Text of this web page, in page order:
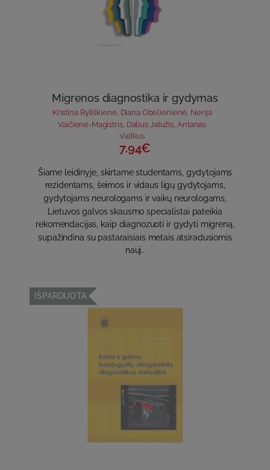
Migrenos diagnostika ir gydymas
Kristina Ryliškienė Diana Obelienienė Nerija
Vaičienė-Magistris, Dalius Jatužis Antanas
Vaitkus
7.94€
Šiame leidinyje, skirtame studentams, gydytojams
rezidentams, šeimos ir vidaus ligų gydytojams,
gydytojams neurologams ir vaikų neurologams,
Lietuvos galvos skausmo specialistai pateikia
rekomendacijas, kaip dia­gnozuoti ir gydyti migreną,
supažindina su pastaraisiais metais atsiradu­siomis
nauj..
IŠPARDUOTA